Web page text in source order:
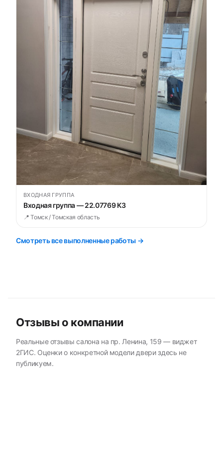
ВХОДНАЯ ГРУППА
Входная группа — 22.07769 К3
📍 Томск / Томская область
Смотреть все выполненные работы →
Отзывы о компании
Реальные отзывы салона на пр. Ленина, 159 — виджет
2ГИС. Оценки о конкретной модели двери здесь не
публикуем.